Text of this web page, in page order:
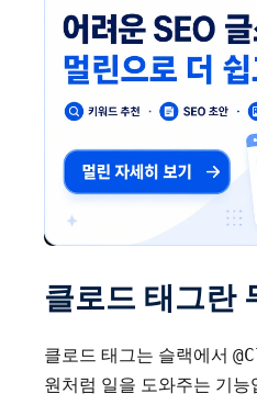
클로드 태그란
클로드 태그는 슬랙에서
원처럼 일을 도와주는 기능